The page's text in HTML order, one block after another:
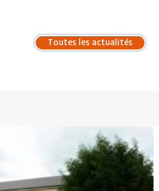
Toutes les actualités